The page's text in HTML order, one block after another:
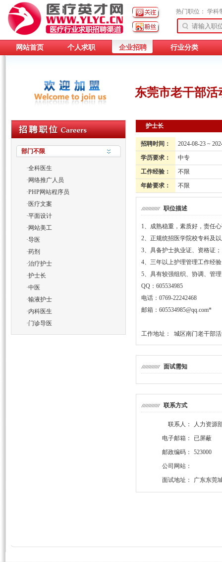
热门职位： 学科
网站首页 个人求职 企业招聘 行业分类
东莞市老干部
部门不限
·全科医生
· 网络推广人员
·PHP网站程序员
· 医疗文案
·平面设计
· 网站美工
·导医
·药剂
·治疗护士
·护士长
·中医
·输液护士
·内科医生
·门诊导医
护士长
招聘时间：
2024-08-23 ~
学历要求：
中专
工作经验：
不限
年龄要求：
不限
职位描述
1、成熟稳重，素质好，责任
2、正规统招医学院校专科及
3、具备护士执业证、资格证；
4、三年以上护理管理工作经
5、具有较强组织、协调、管
QQ：605534985
电话：0769-22242468
邮箱：605534985@qq.com*
工作地址： 城区南门老干部
面试需知
联系方式
联系人：
人力资源
电子邮箱：
已屏蔽
邮政编码：
523000
公司网站：
面试地址：
广东东莞